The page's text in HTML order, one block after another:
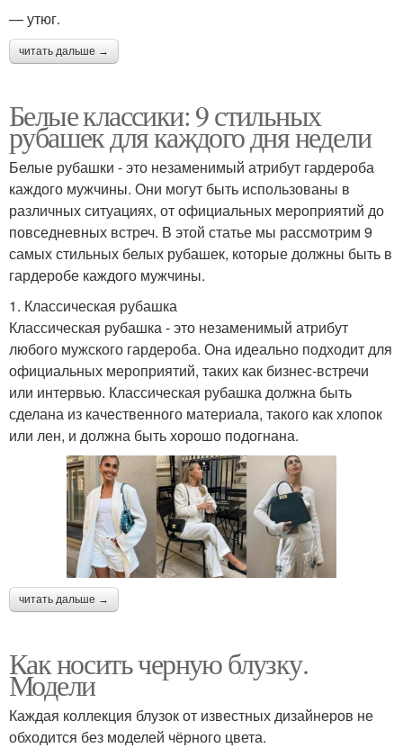
— утюг.
читать дальше →
Белые классики: 9 стильных
рубашек для каждого дня недели
Белые рубашки - это незаменимый атрибут гардероба
каждого мужчины. Они могут быть использованы в
различных ситуациях, от официальных мероприятий до
повседневных встреч. В этой статье мы рассмотрим 9
самых стильных белых рубашек, которые должны быть в
гардеробе каждого мужчины.
1. Классическая рубашка
Классическая рубашка - это незаменимый атрибут
любого мужского гардероба. Она идеально подходит для
официальных мероприятий, таких как бизнес-встречи
или интервью. Классическая рубашка должна быть
сделана из качественного материала, такого как хлопок
или лен, и должна быть хорошо подогнана.
читать дальше →
Как носить черную блузку.
Модели
Каждая коллекция блузок от известных дизайнеров не
обходится без моделей чёрного цвета.